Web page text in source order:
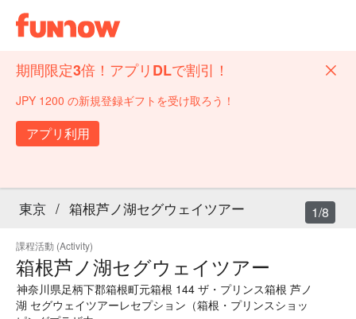
期間限定3倍！アプリDLで割引！
JPY 1200 の新規登録ギフトを受け取ろう！
アプリ利用
東京 / 箱根芦ノ湖セグウェイツアー
課程活動 (Activity)
箱根芦ノ湖セグウェイツアー
神奈川県足柄下郡箱根町元箱根 144 ザ・プリンス箱根 芦ノ
湖 セグウェイツアーレセプション（箱根・プリンスショッ
1/8